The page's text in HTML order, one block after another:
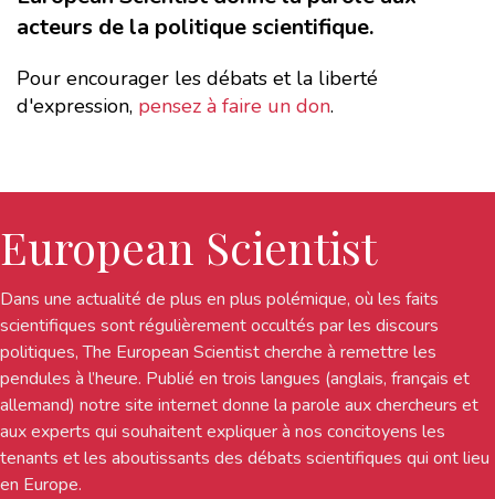
acteurs de la politique scientifique.
Pour encourager les débats et la liberté
d'expression, pensez à faire un don.
European Scientist
Dans une actualité de plus en plus polémique, où les faits
scientifiques sont régulièrement occultés par les discours
politiques, The European Scientist cherche à remettre les
pendules à l’heure. Publié en trois langues (anglais, français et
allemand) notre site internet donne la parole aux chercheurs et
aux experts qui souhaitent expliquer à nos concitoyens les
tenants et les aboutissants des débats scientifiques qui ont lieu
en Europe.